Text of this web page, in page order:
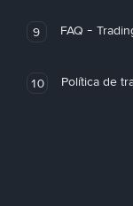
9 FAQ -
10 Política de